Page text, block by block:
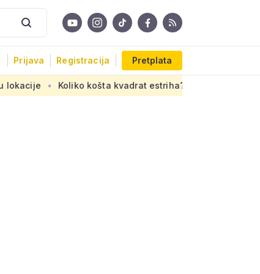
Prijava Registracija Pretplata
Koliko košta kvadrat estriha? Tri su opcije, razlika je